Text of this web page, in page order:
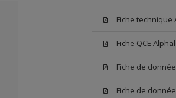
Fiche technique
Fiche QCE
Fiche de
Fiche de